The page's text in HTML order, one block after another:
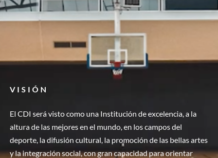
VISIÓN
El CDI será visto como una Institución de excelencia, a la
altura de las mejores en el mundo, en los campos del
deporte, la difusión cultural, la promoción de las bellas artes
y la integración social, con gran capacidad para orientar